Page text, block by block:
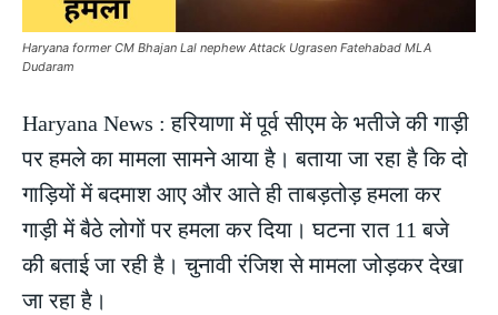
Haryana former CM Bhajan Lal nephew Attack Ugrasen Fatehabad MLA
Dudaram
Haryana News : हरियाणा में पूर्व सीएम के भतीजे की गाड़ी
पर हमले का मामला सामने आया है। बताया जा रहा है कि दो
गाड़ियों में बदमाश आए और आते ही ताबड़तोड़ हमला कर
गाड़ी में बैठे लोगों पर हमला कर दिया। घटना रात 11 बजे
की बताई जा रही है। चुनावी रंजिश से मामला जोड़कर देखा
जा रहा है।